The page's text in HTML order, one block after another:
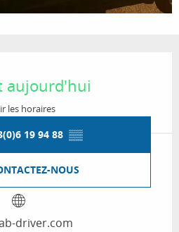
aujourd'hui
les horaires
19 94 88 ▒▒
NOUS
driver.com